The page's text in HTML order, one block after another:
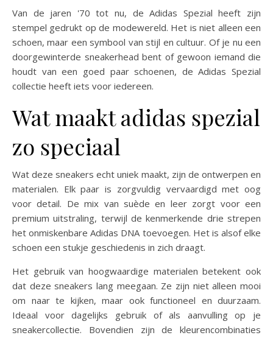
Van de jaren '70 tot nu, de Adidas Spezial heeft zijn
stempel gedrukt op de modewereld. Het is niet alleen een
schoen, maar een symbool van stijl en cultuur. Of je nu een
doorgewinterde sneakerhead bent of gewoon iemand die
houdt van een goed paar schoenen, de Adidas Spezial
collectie heeft iets voor iedereen.
Wat maakt adidas spezial
zo speciaal
Wat deze sneakers echt uniek maakt, zijn de ontwerpen en
materialen. Elk paar is zorgvuldig vervaardigd met oog
voor detail. De mix van suède en leer zorgt voor een
premium uitstraling, terwijl de kenmerkende drie strepen
het onmiskenbare Adidas DNA toevoegen. Het is alsof elke
schoen een stukje geschiedenis in zich draagt.
Het gebruik van hoogwaardige materialen betekent ook
dat deze sneakers lang meegaan. Ze zijn niet alleen mooi
om naar te kijken, maar ook functioneel en duurzaam.
Ideaal voor dagelijks gebruik of als aanvulling op je
sneakercollectie. Bovendien zijn de kleurencombinaties